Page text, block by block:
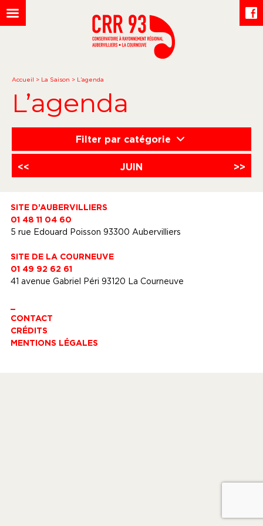
Accueil > La Saison > L’agenda
L’agenda
Filter par catégorie
<< JUIN >>
SITE D’AUBERVILLIERS
01 48 11 04 60
5 rue Edouard Poisson 93300 Aubervilliers
SITE DE LA COURNEUVE
01 49 92 62 61
41 avenue Gabriel Péri 93120 La Courneuve
CONTACT
CRÉDITS
MENTIONS LÉGALES